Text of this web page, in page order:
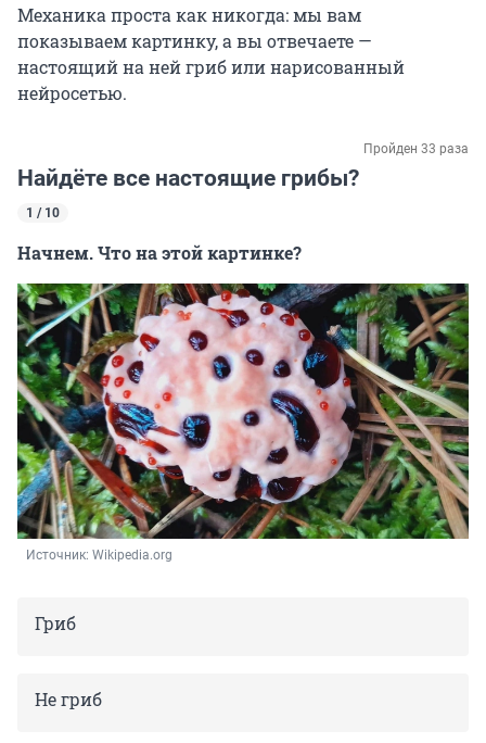
Механика проста как никогда: мы вам
показываем картинку, а вы отвечаете —
настоящий на ней гриб или нарисованный
нейросетью.
Пройден 33 раза
Найдёте все настоящие грибы?
1 / 10
Начнем. Что на этой картинке?
Источник: Wikipedia.org
Гриб
Не гриб